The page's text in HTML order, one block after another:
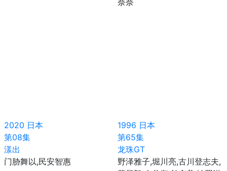
奈奈
2020 日本
第08集
漾出
门胁舞以,民安智惠
1996 日本
第65集
龙珠GT
野泽雅子,堀川亮,古川登志夫,